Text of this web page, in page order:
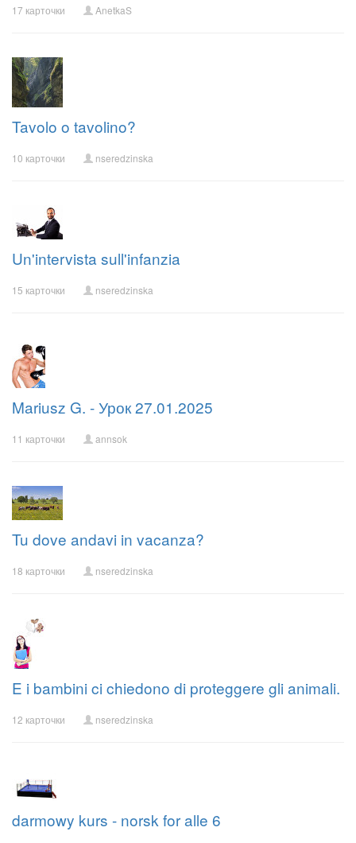
17 карточки AnetkaS
Tavolo o tavolino?
10 карточки nseredzinska
Un'intervista sull'infanzia
15 карточки nseredzinska
Mariusz G. - Урок 27.01.2025
11 карточки annsok
Tu dove andavi in vacanza?
18 карточки nseredzinska
E i bambini ci chiedono di proteggere gli animali.
12 карточки nseredzinska
darmowy kurs - norsk for alle 6